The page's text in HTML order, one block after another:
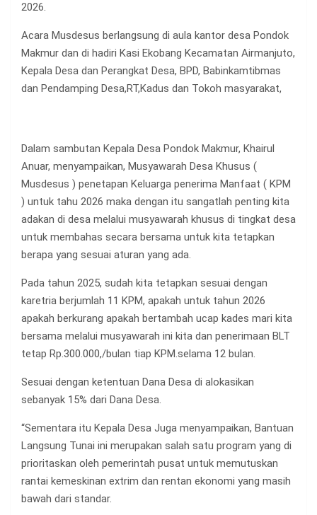
2026.
Acara Musdesus berlangsung di aula kantor desa Pondok
Makmur dan di hadiri Kasi Ekobang Kecamatan Airmanjuto,
Kepala Desa dan Perangkat Desa, BPD, Babinkamtibmas
dan Pendamping Desa,RT,Kadus dan Tokoh masyarakat,
Dalam sambutan Kepala Desa Pondok Makmur, Khairul
Anuar, menyampaikan, Musyawarah Desa Khusus (
Musdesus ) penetapan Keluarga penerima Manfaat ( KPM
) untuk tahu 2026 maka dengan itu sangatlah penting kita
adakan di desa melalui musyawarah khusus di tingkat desa
untuk membahas secara bersama untuk kita tetapkan
berapa yang sesuai aturan yang ada.
Pada tahun 2025, sudah kita tetapkan sesuai dengan
karetria berjumlah 11 KPM, apakah untuk tahun 2026
apakah berkurang apakah bertambah ucap kades mari kita
bersama melalui musyawarah ini kita dan penerimaan BLT
tetap Rp.300.000,/bulan tiap KPM.selama 12 bulan.
Sesuai dengan ketentuan Dana Desa di alokasikan
sebanyak 15% dari Dana Desa.
“Sementara itu Kepala Desa Juga menyampaikan, Bantuan
Langsung Tunai ini merupakan salah satu program yang di
prioritaskan oleh pemerintah pusat untuk memutuskan
rantai kemeskinan extrim dan rentan ekonomi yang masih
bawah dari standar.